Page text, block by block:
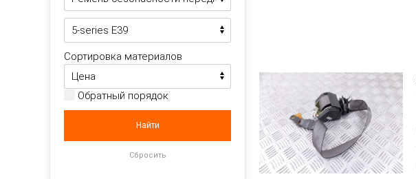
Сортировка материалов
Обратный порядок